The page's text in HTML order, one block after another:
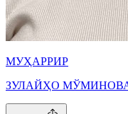
МУҲАРРИР
ЗУЛАЙҲО